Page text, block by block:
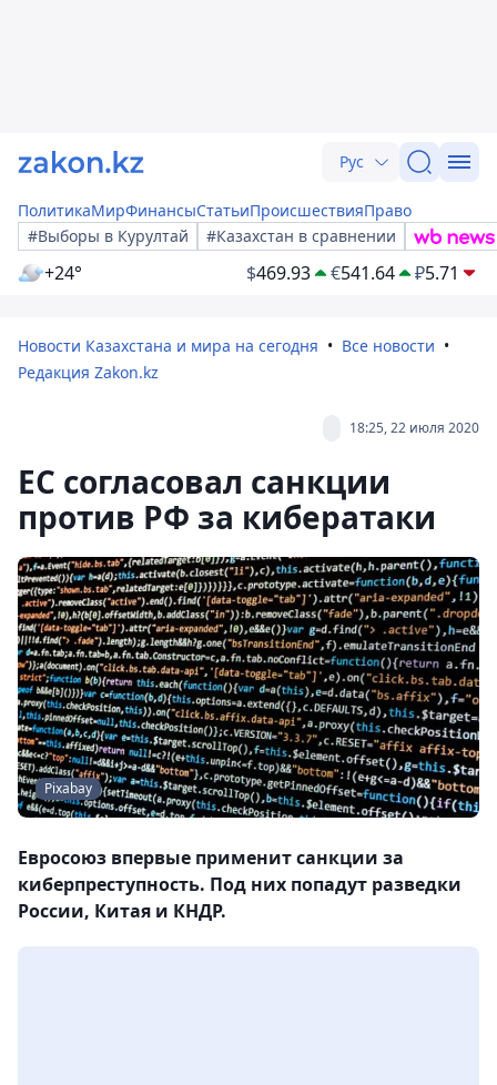
Рус
ПолитикаМирФинансыСтатьиПроисшествияПраво
#Выборы в Курултай
#Казахстан в сравнении
+24° $469.93 €541.64 ₽5.71
Новости Казахстана и мира на сегодня
Все новости
Редакция Zakon.kz
18:25, 22 июля 2020
ЕС согласовал санкции
против РФ за кибератаки
Pixabay
Евросоюз впервые применит санкции за
киберпреступность. Под них попадут разведки
России, Китая и КНДР.